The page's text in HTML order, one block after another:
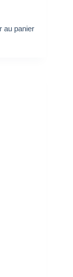
au panier